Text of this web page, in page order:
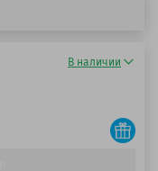
В наличии